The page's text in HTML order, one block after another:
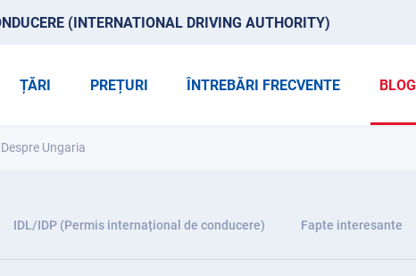
(INTERNATIONAL DRIVING AUTHORITY)
ȚĂRI PREȚURI ÎNTREBĂRI FRECVENTE BLOG
Ungaria
IDL/IDP (Permis internațional de conducere) Fapte interesante